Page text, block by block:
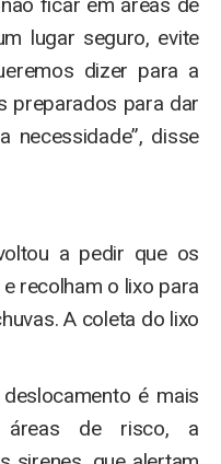
lugar seguro, evite
dizer para a
preparados para dar
necessidade”, disse
a pedir que os
recolham o lixo para
A coleta do lixo
é mais
áreas de risco, a